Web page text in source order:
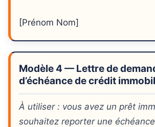
[Prénom Nom]
Modèle 4 — Lettre de
d’échéance de crédit
À utiliser : vous avez un prêt
souhaitez reporter une